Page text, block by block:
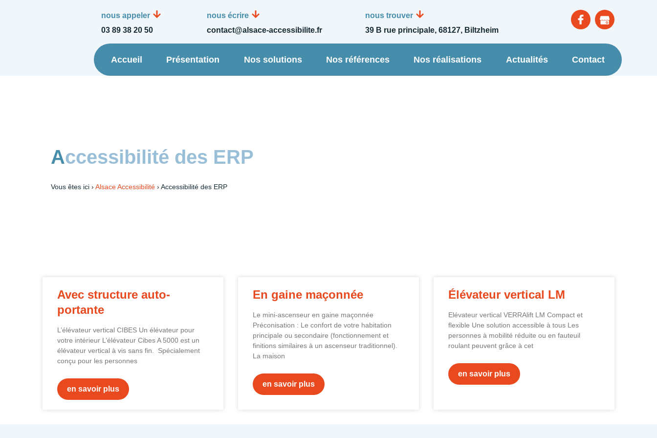
nous appeler
03 89 38 20 50
nous écrire
contact@alsace-accessibilite.fr
nous trouver
39 B rue principale, 68127, Biltzheim
Accueil Présentation Nos solutions Nos références Nos réalisations Actualités Contact
Accessibilité des ERP
Vous êtes ici › Alsace Accessibilité › Accessibilité des ERP
Avec structure auto-
portante
L’élévateur vertical CIBES Un élévateur pour
votre intérieur L’élévateur Cibes A 5000 est un
élévateur vertical à vis sans fin. Spécialement
conçu pour les personnes
en savoir plus
En gaine maçonnée
Le mini-ascenseur en gaine maçonnée
Préconisation : Le confort de votre habitation
principale ou secondaire (fonctionnement et
finitions similaires à un ascenseur traditionnel).
La maison
en savoir plus
Élévateur vertical LM
Elévateur vertical VERRAlift LM Compact et
flexible Une solution accessible à tous Les
personnes à mobilité réduite ou en fauteuil
roulant peuvent grâce à cet
en savoir plus